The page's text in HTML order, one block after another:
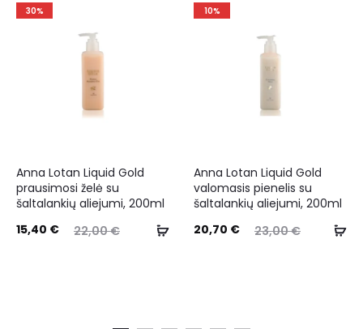
30%
Anna Lotan Liquid Gold
prausimosi želė su
šaltalankių aliejumi, 200ml
22,00€
15,40 €
10%
Anna Lotan Liquid Gold
valomasis pienelis su
šaltalankių aliejumi, 200ml
23,00€
20,70 €